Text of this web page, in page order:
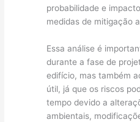
probabilidade e
medidas de mitigação
Essa análise é
durante a fase de
edifício, mas também
útil, já que os riscos
tempo devido a
ambientais,